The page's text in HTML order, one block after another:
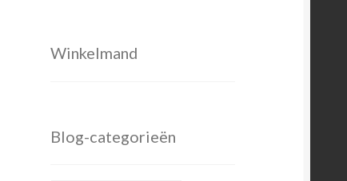
Winkelmand
Blog-categorieën